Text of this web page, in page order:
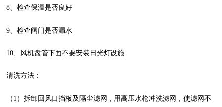
8、检查保温是否良好
9、检查阀门是否漏水
10、风机盘管下面不要安装日光灯设施
清洗方法：
（1）拆卸回风口挡板及隔尘滤网，用高压水枪冲洗滤网，使滤网不